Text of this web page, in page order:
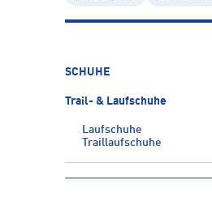
SCHUHE
Trail- & Laufschuhe
Laufschuhe
Traillaufschuhe